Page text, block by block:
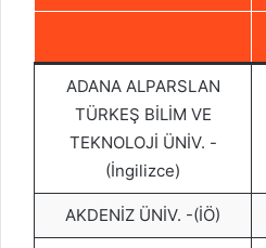
ADANA ALPARSLAN
TÜRKEŞ BİLİM VE
TEKNOLOJİ ÜNİV. -
(İngilizce)
AKDENİZ ÜNİV. -(İÖ)